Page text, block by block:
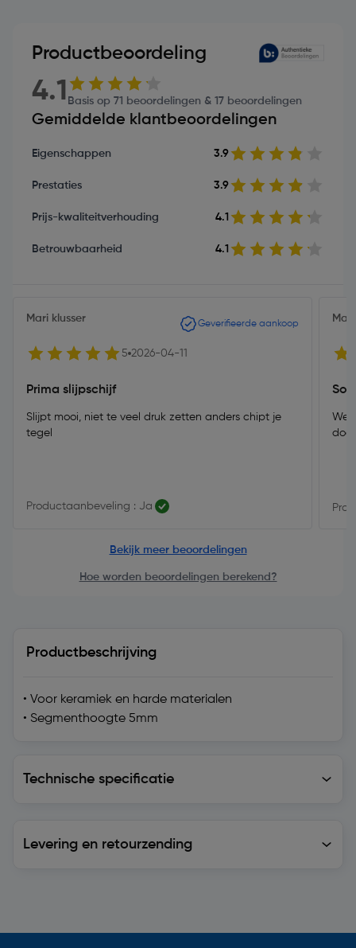
Productbeoordeling
4.1 Basis op 71 beoordelingen & 17 beoordelingen
Gemiddelde klantbeoordelingen
Eigenschappen 3.9
Prestaties 3.9
Prijs-kwaliteitverhouding 4.1
Betrouwbaarheid 4.1
Mari klusser Geverifieerde aankoop
5 2026-04-11
Prima slijpschijf
Slijpt mooi, niet te veel druk zetten anders chipt je
tegel
Productaanbeveling : Ja
Bekijk meer beoordelingen
Hoe worden beoordelingen berekend?
Productbeschrijving
• Voor keramiek en harde materialen
• Segmenthoogte 5mm
Technische specificatie
Levering en retourzending